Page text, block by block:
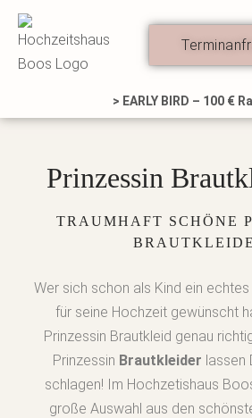
Zum
Inhalt
springen
> EARLY BIRD – 100 €
Prinzessin
TRAUMHAFT SCHÖNE
Wer sich schon als Kind ein
für seine Hochzeit gewünscht
Prinzessin Brautkleid genau
Prinzessin Brautkleider lassen
schlagen! Im Hochzetishaus
große Auswahl aus den